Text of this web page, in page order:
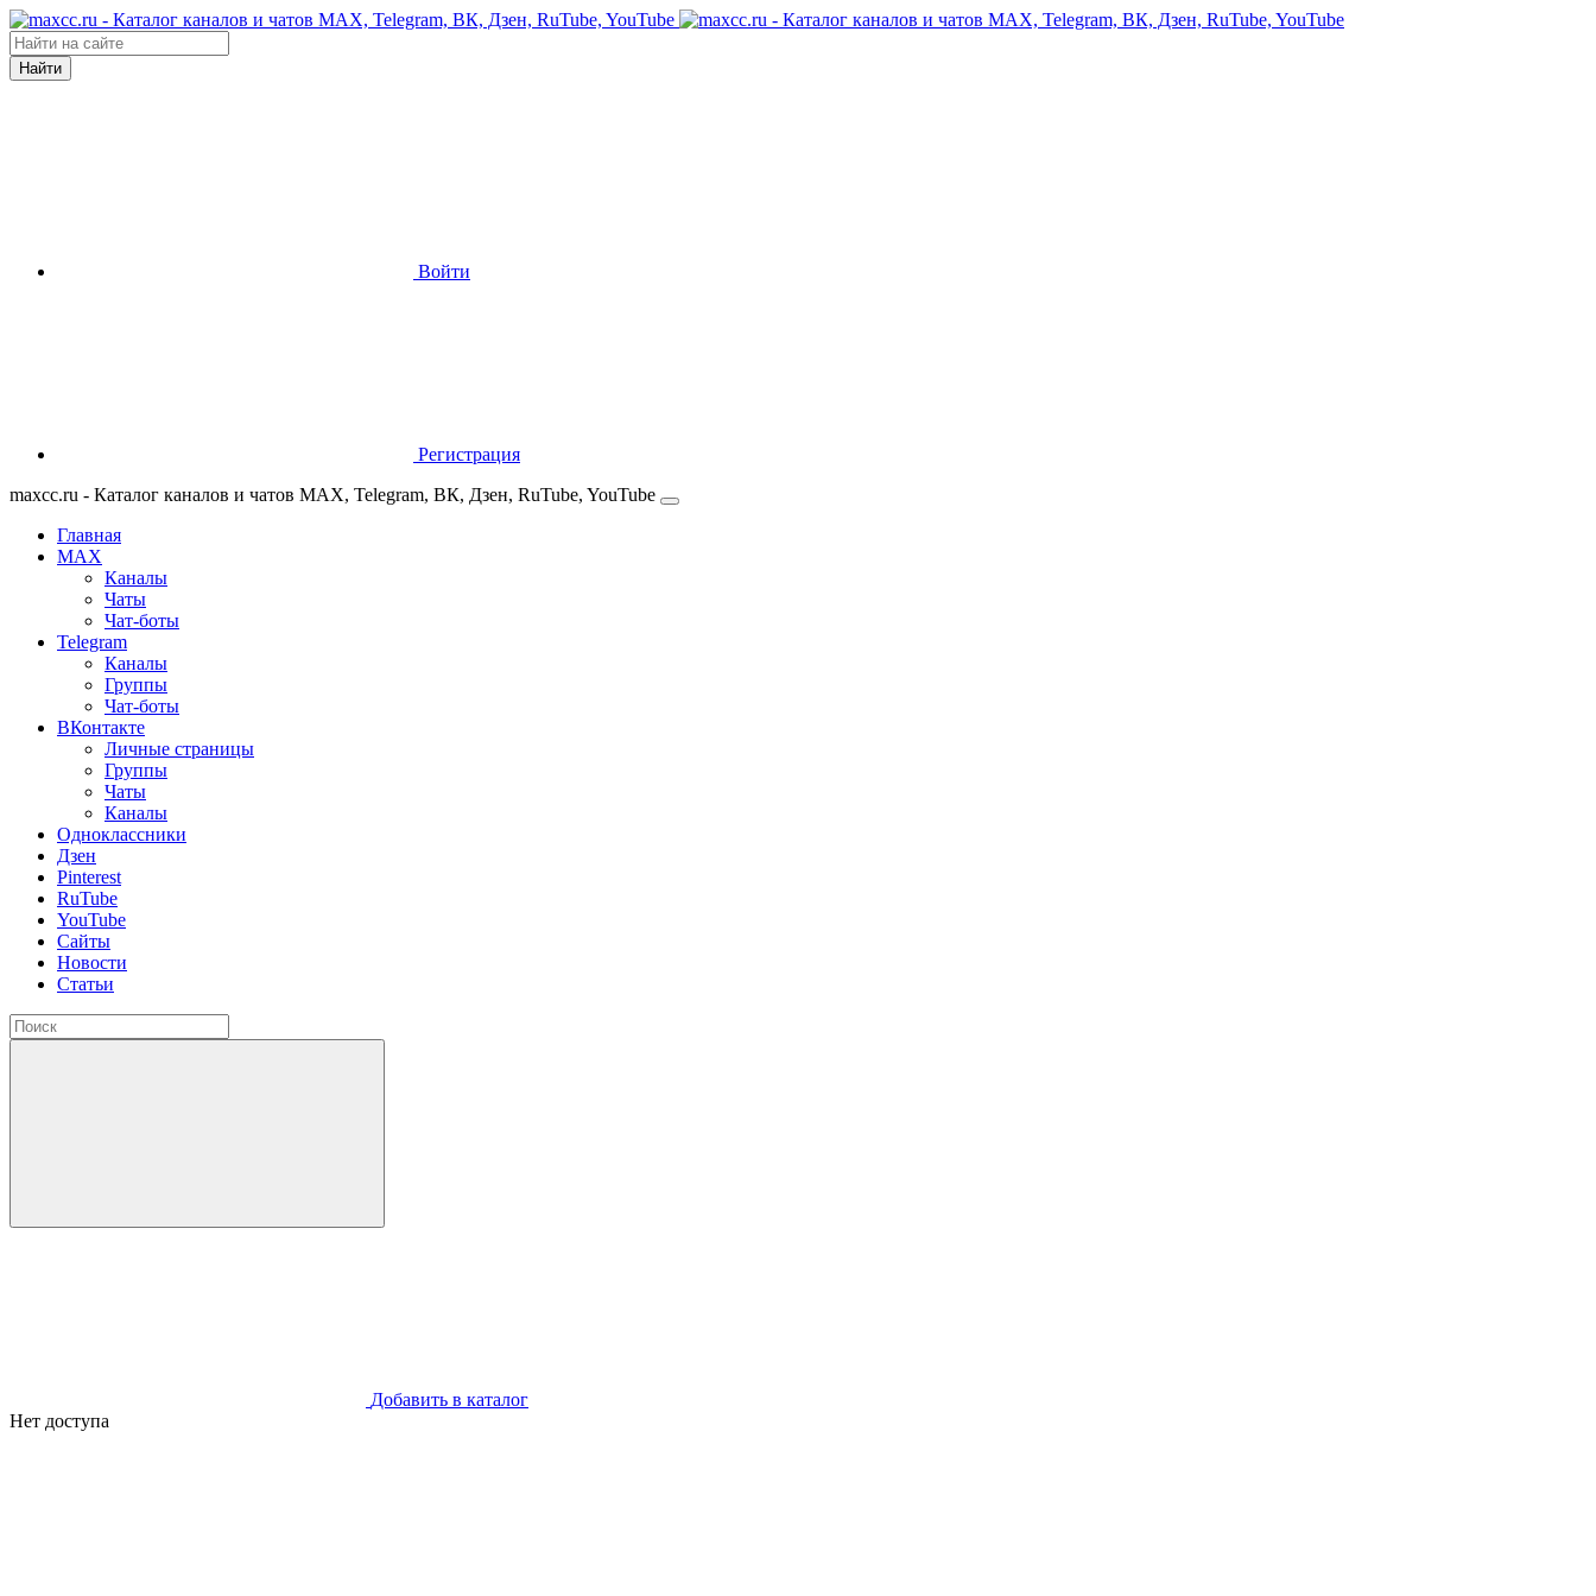
Найти
Войти
Регистрация
maxcc.ru - Каталог каналов и чатов MAX, Telegram, ВК, Дзен, RuTube, YouTube
Главная
MAX
Каналы
Чаты
Чат-боты
Telegram
Каналы
Группы
Чат-боты
ВКонтакте
Личные страницы
Группы
Чаты
Каналы
Одноклассники
Дзен
Pinterest
RuTube
YouTube
Сайты
Новости
Статьи
Добавить в каталог
Нет доступа